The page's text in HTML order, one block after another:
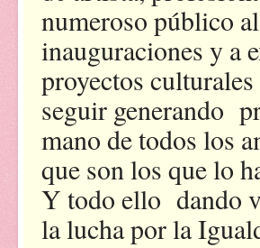
numeroso público
inauguraciones y a
proyectos
seguir generando
mano de todos los
que son los que lo
Y todo ello dando
la lucha por la